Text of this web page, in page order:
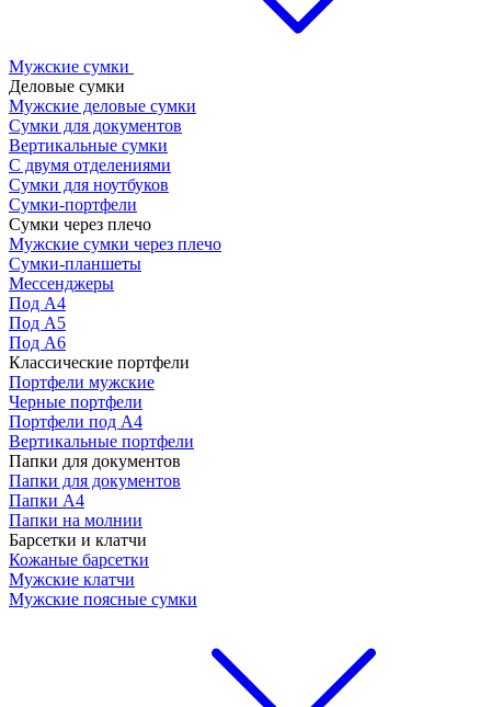
Мужские сумки
Деловые сумки
Мужские деловые сумки
Сумки для документов
Вертикальные сумки
С двумя отделениями
Сумки для ноутбуков
Сумки-портфели
Сумки через плечо
Мужские сумки через плечо
Сумки-планшеты
Мессенджеры
Под А4
Под А5
Под А6
Классические портфели
Портфели мужские
Черные портфели
Портфели под А4
Вертикальные портфели
Папки для документов
Папки для документов
Папки А4
Папки на молнии
Барсетки и клатчи
Кожаные барсетки
Мужские клатчи
Мужские поясные сумки